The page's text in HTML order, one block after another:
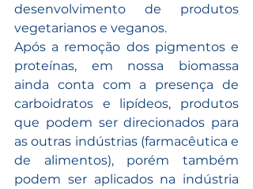
desenvolvimento de produtos
vegetarianos e veganos.
Após a remoção dos pigmentos e
proteínas, em nossa biomassa
ainda conta com a presença de
carboidratos e lipídeos, produtos
que podem ser direcionados para
as outras indústrias (farmacêutica e
de alimentos), porém também
podem ser aplicados na indústria